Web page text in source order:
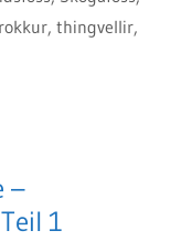
, thingvellir,
–
1